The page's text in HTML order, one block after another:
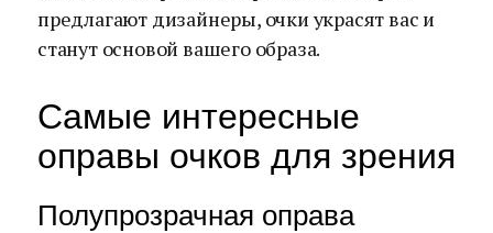
предлагают дизайнеры, очки украсят вас и
станут основой вашего образа.
Самые интересные
оправы очков для зрения
Полупрозрачная оправа